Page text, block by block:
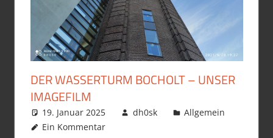
DER WASSERTURM BOCHOLT – UNSER
IMAGEFILM
19. Januar 2025 dh0sk
Allgemein
Ein Kommentar